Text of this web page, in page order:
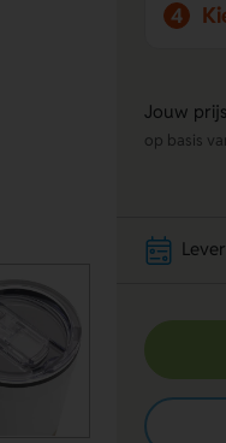
4
Jouw prijs
op basis